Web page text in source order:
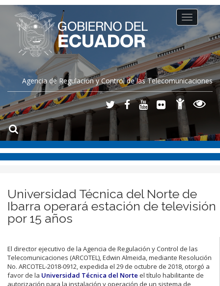
Agencia de Regulación y Control de las Telecomunicaciones
Toggle
navigation
Universidad Técnica del Norte de
Ibarra operará estación de televisión
por 15 años
El director ejecutivo de la Agencia de Regulación y Control de las
Telecomunicaciones (ARCOTEL), Edwin Almeida, mediante Resolución
No. ARCOTEL-2018-0912, expedida el 29 de octubre de 2018, otorgó a
favor de la Universidad Técnica del Norte el título habilitante de
autorización para la instalación y operación de un sistema de